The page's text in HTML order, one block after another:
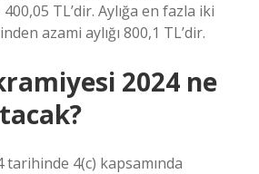
TL’dir. Aylığa en fazla iki
azami aylığı 800,1 TL’dir.
2024 ne
tarihinde 4(c) kapsamında